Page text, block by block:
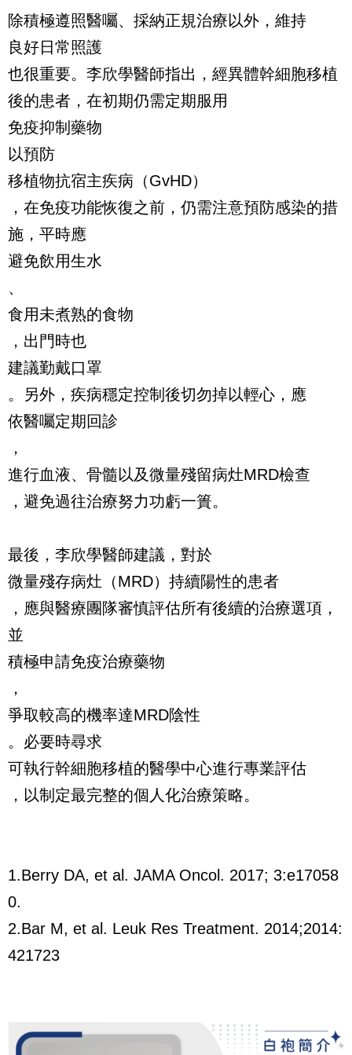
除積極遵照醫囑、採納正規治療以外，維持
良好日常照護
也很重要。李欣學醫師指出，經異體幹細胞移植
後的患者，在初期仍需定期服用
免疫抑制藥物
以預防
移植物抗宿主疾病（GvHD）
，在免疫功能恢復之前，仍需注意預防感染的措
施，平時應
避免飲用生水
、
食用未煮熟的食物
，出門時也
建議勤戴口罩
。另外，疾病穩定控制後切勿掉以輕心，應
依醫囑定期回診
，
進行血液、骨髓以及微量殘留病灶MRD檢查
，避免過往治療努力功虧一簣。
最後，李欣學醫師建議，對於
微量殘存病灶（MRD）持續陽性的患者
，應與醫療團隊審慎評估所有後續的治療選項，
並
積極申請免疫治療藥物
，
爭取較高的機率達MRD陰性
。必要時尋求
可執行幹細胞移植的醫學中心進行專業評估
，以制定最完整的個人化治療策略。
1.Berry DA, et al. JAMA Oncol. 2017; 3:e17058
0.
2.Bar M, et al. Leuk Res Treatment. 2014;2014:
421723